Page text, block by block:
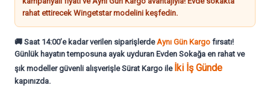
rahat ettirecek Wingetstar modelini keşfedin.
🚚 Saat 14:00’e kadar verilen siparişlerdeAynı Gün Kargo fırsatı!
Günlük hayatın temposuna ayak uyduran Evden Sokağa en rahat ve
şık modellergüvenli alışverişleSürat Kargo ile İki İş Günde
kapınızda.